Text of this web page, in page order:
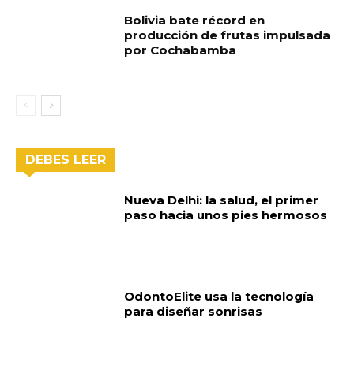
Bolivia bate récord en
producción de frutas impulsada
por Cochabamba
DEBES LEER
Nueva Delhi: la salud, el primer
paso hacia unos pies hermosos
OdontoElite usa la tecnología
para diseñar sonrisas